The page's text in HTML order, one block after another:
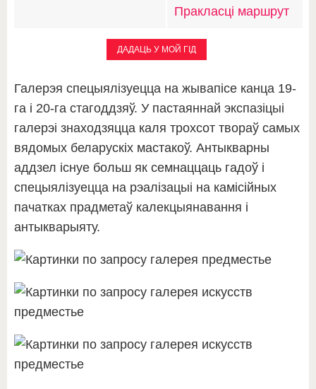
Пракласці маршрут
ДАДАЦЬ У МОЙ ГІД
Галерэя спецыялізуецца на жывапісе канца 19-
га і 20-га стагоддзяў. У пастаяннай экспазіцыі
галерэі знаходзяцца каля трохсот твораў самых
вядомых беларускіх мастакоў. Антыкварны
аддзел існуе больш як семнаццаць гадоў і
спецыялізуецца на рэалізацыі на камісійных
пачатках прадметаў калекцыянавання і
антыкварыяту.